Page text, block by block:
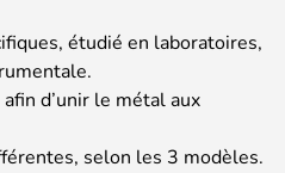
étudié en laboratoires,
d’unir le métal aux
selon les 3 modèles.